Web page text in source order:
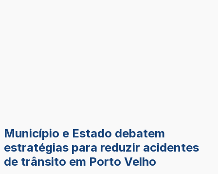
Município e Estado debatem
estratégias para reduzir acidentes
de trânsito em Porto Velho